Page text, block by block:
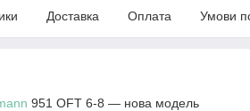
Доставка Оплата Умови
951 OFT 6-8 — нова модель